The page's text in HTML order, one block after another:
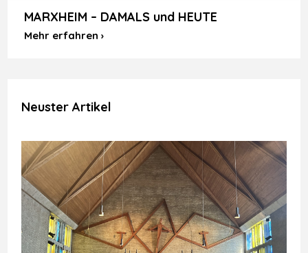
MARXHEIM – DAMALS und HEUTE
Mehr erfahren ›
Neuster Artikel